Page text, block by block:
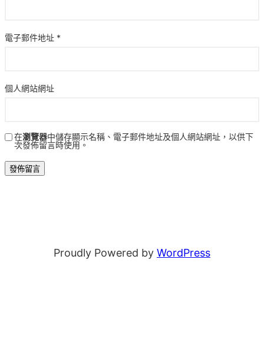
電子郵件地址 *
個人網站網址
在瀏覽器中儲存顯示名稱、電子郵件地址及個人網站網址，以供下
次發佈留言時使用。
Proudly Powered by WordPress